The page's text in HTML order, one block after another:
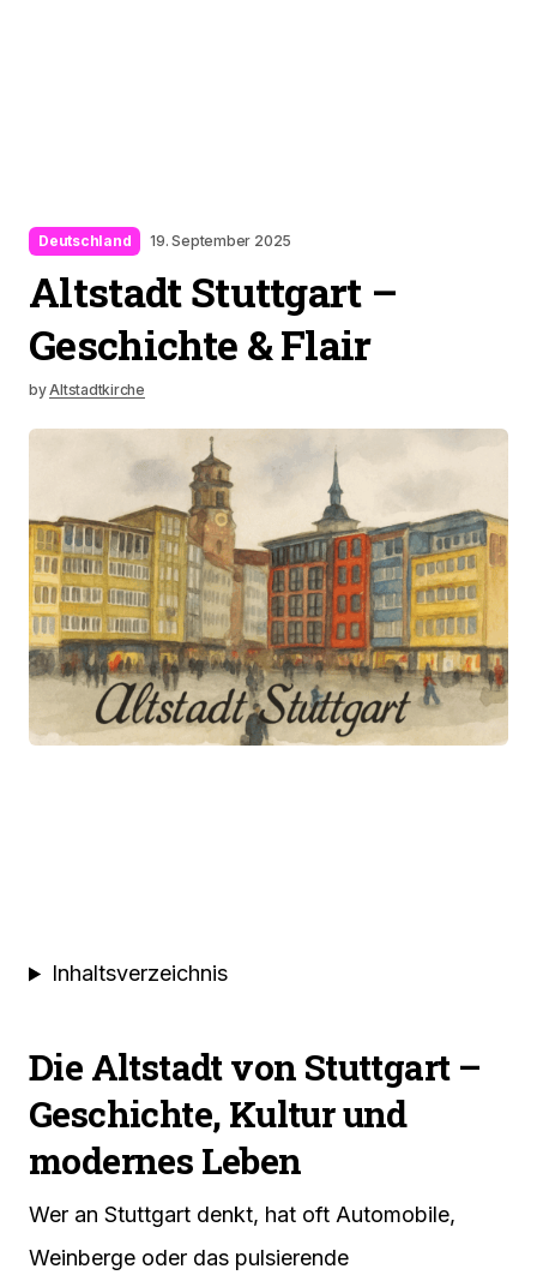
Deutschland 19. September 2025
Altstadt Stuttgart –
Geschichte & Flair
byAltstadtkirche
Inhaltsverzeichnis
Die Altstadt von Stuttgart –
Geschichte, Kultur und
modernes Leben
Wer an Stuttgart denkt, hat oft Automobile,
Weinberge oder das pulsierende